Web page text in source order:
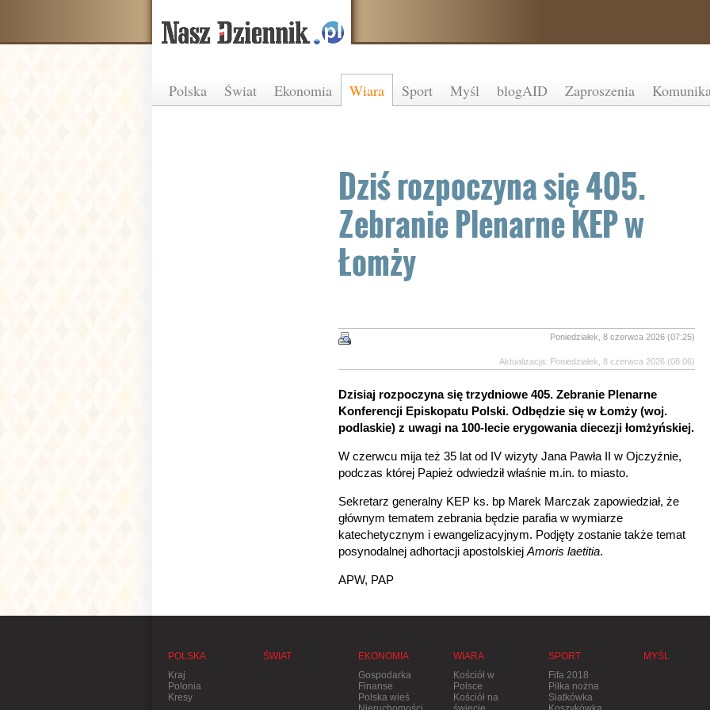
Polska Świat Ekonomia Wiara Sport Myśl blogAID Zaproszenia
Dziś rozpoczyna się 405.
Zebranie Plenarne KEP w
Łomży
Poniedziałek, 8 czerwca 2026 (07:25)
Aktualizacja: Poniedziałek, 8 czerwca 2026 (08:06)
Dzisiaj rozpoczyna się trzydniowe 405. Zebranie Plenarne
Konferencji Episkopatu Polski. Odbędzie się w Łomży (woj.
podlaskie) z uwagi na 100-lecie erygowania diecezji łomżyńskiej.
W czerwcu mija też 35 lat od IV wizyty Jana Pawła II w Ojczyźnie,
podczas której Papież odwiedził właśnie m.in. to miasto.
Sekretarz generalny KEP ks. bp Marek Marczak zapowiedział, że
głównym tematem zebrania będzie parafia w wymiarze
katechetycznym i ewangelizacyjnym. Podjęty zostanie także temat
posynodalnej adhortacji apostolskiej Amoris laetitia.
APW, PAP
POLSKA
Kraj
Polonia
Kresy
ŚWIAT
EKONOMIA
Gospodarka
Finanse
Polska wieś
WIARA
Kościół w
Polsce
Kościół na
SPORT
Fifa 2018
Piłka nożna
Siatkówka
MYŚL